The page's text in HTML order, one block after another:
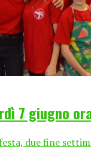
7 giugno
due fine